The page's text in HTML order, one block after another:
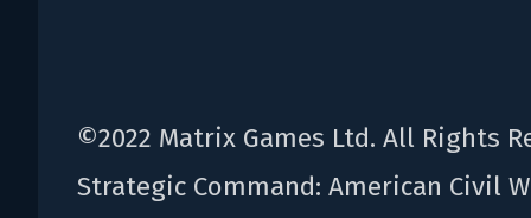
©2022 Matrix Games Ltd. All Rights
Strategic Command: American Civil